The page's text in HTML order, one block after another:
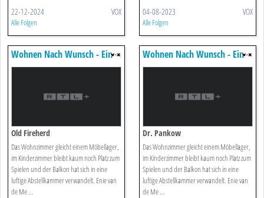
22-12-2024 VOX
Alle Folgen
04-08-2023 VOX
Alle Folgen
Wohnen Nach Wunsch - Ein
Duo Für Vier Wände
Old Fireherd
Das Wohnzimmer gleicht einem Möbellager,
im Kinderzimmer bleibt kaum noch Platz zum
Spielen und der Balkon hat sich in eine
luftige Abstellkammer verwandelt. Enie van
de Me ...
Wohnen Nach Wunsch - Ein
Duo Für Vier Wände
Dr. Pankow
Das Wohnzimmer gleicht einem Möbellager,
im Kinderzimmer bleibt kaum noch Platz zum
Spielen und der Balkon hat sich in eine
luftige Abstellkammer verwandelt. Enie van
de Me ...